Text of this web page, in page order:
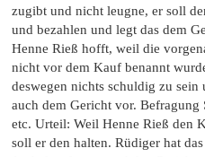
zugibt und nicht leugne, er soll
und bezahlen und legt das dem
Henne Rieß hofft, weil die
nicht vor dem Kauf benannt
deswegen nichts schuldig zu sein
auch dem Gericht vor. Befragung
etc. Urteil: Weil Henne Rieß den
soll er den halten. Rüdiger hat